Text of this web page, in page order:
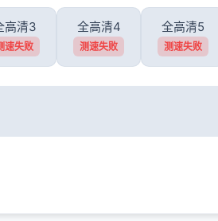
高清3
速失败
全高清4
测速失败
全高清5
测速失败